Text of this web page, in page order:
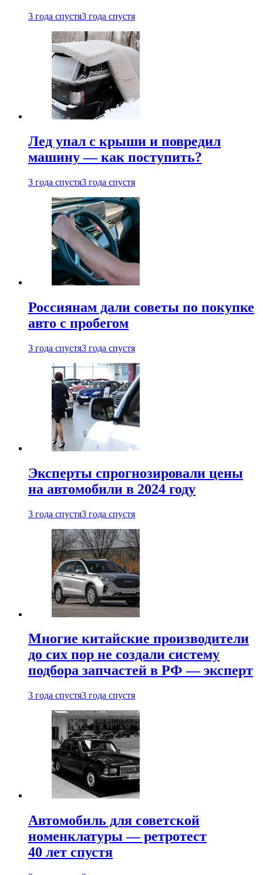
3 года спустя3 года спустя
Лед упал с крыши и повредил
машину — как поступить?
3 года спустя3 года спустя
Россиянам дали советы по покупке
авто с пробегом
3 года спустя3 года спустя
Эксперты спрогнозировали цены
на автомобили в 2024 году
3 года спустя3 года спустя
Многие китайские производители
до сих пор не создали систему
подбора запчастей в РФ — эксперт
3 года спустя3 года спустя
Автомобиль для советской
номенклатуры — ретротест
40 лет спустя